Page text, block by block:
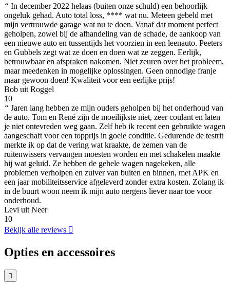
“ In december 2022 helaas (buiten onze schuld) een behoorlijk
ongeluk gehad. Auto total loss, **** wat nu. Meteen gebeld met
mijn vertrouwde garage wat nu te doen. Vanaf dat moment perfect
geholpen, zowel bij de afhandeling van de schade, de aankoop van
een nieuwe auto en tussentijds het voorzien in een leenauto. Peeters
en Gubbels zegt wat ze doen en doen wat ze zeggen. Eerlijk,
betrouwbaar en afspraken nakomen. Niet zeuren over het probleem,
maar meedenken in mogelijke oplossingen. Geen onnodige franje
maar gewoon doen! Kwaliteit voor een eerlijke prijs!
Bob uit Roggel
10
“ Jaren lang hebben ze mijn ouders geholpen bij het onderhoud van
de auto. Tom en René zijn de moeilijkste niet, zeer coulant en laten
je niet ontevreden weg gaan. Zelf heb ik recent een gebruikte wagen
aangeschaft voor een topprijs in goeie conditie. Gedurende de testrit
merkte ik op dat de vering wat kraakte, de zemen van de
ruitenwissers vervangen moesten worden en met schakelen maakte
hij wat geluid. Ze hebben de gehele wagen nagekeken, alle
problemen verholpen en zuiver van buiten en binnen, met APK en
een jaar mobiliteitsservice afgeleverd zonder extra kosten. Zolang ik
in de buurt woon neem ik mijn auto nergens liever naar toe voor
onderhoud.
Levi uit Neer
10
Bekijk alle reviews
Opties en accessoires